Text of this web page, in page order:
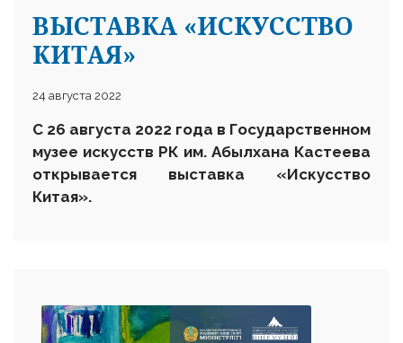
ВЫСТАВКА «ИСКУССТВО
КИТАЯ»
24 августа 2022
С 26 августа 2022 года в Государственном
музее искусств РК им. Абылхана Кастеева
открывается выставка «Искусство
Китая».